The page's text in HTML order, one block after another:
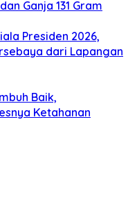
Ganja 131 Gram
Presiden 2026,
dari Lapangan
Baik,
Ketahanan